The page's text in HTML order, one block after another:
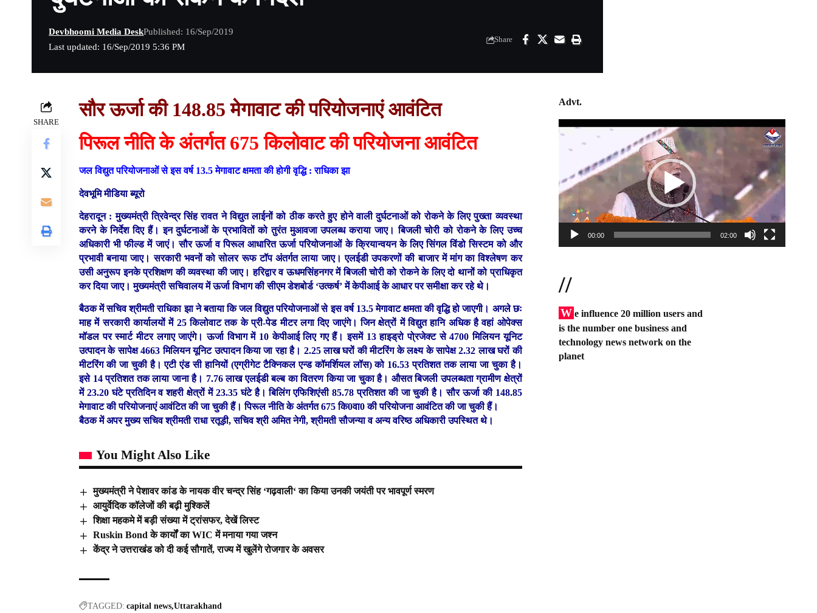
Last updated: 16/Sep/2019 5:36 PM
Devbhoomi Media DeskPublished: 16/Sep/2019
Share
SHARE
सौर ऊर्जा की 148.85 मेगावाट की परियोजनाएं आवंटित
पिरूल नीति के अंतर्गत 675 किलोवाट की परियोजना आवंटित
जल विद्युत परियोजनाओं से इस वर्ष 13.5 मेगावाट क्षमता की होगी वृद्धि : राधिका झा
देवभूमि मीडिया ब्यूरो
देहरादून : मुख्यमंत्री त्रिवेन्द्र सिंह रावत ने विद्युत लाईनों को ठीक करते हुए होने वाली दुर्घटनाओं को रोकने के लिए पुख्ता व्यवस्था
करने के निर्देश दिए हैं। इन दुर्घटनाओं के प्रभावितों को तुरंत मुआवजा उपलब्ध कराया जाए। बिजली चोरी को रोकने के लिए उच्च
अधिकारी भी फील्ड में जाएं। सौर ऊर्जा व पिरूल आधारित ऊर्जा परियोजनाओं के क्रियान्वयन के लिए सिंगल विंडो सिस्टम को और
प्रभावी बनाया जाए। सरकारी भवनों को सोलर रूफ टॉप अंतर्गत लाया जाए। एलईडी उपकरणों की बाजार में मांग का विश्लेषण कर
उसी अनुरूप इनके प्रशिक्षण की व्यवस्था की जाए। हरिद्वार व ऊधमसिंहनगर में बिजली चोरी को रोकने के लिए दो थानों को प्राधिकृत
कर दिया जाए। मुख्यमंत्री सचिवालय में ऊर्जा विभाग की सीएम डेशबोर्ड ‘उत्कर्ष’ में केपीआई के आधार पर समीक्षा कर रहे थे।
बैठक में सचिव श्रीमती राधिका झा ने बताया कि जल विद्युत परियोजनाओं से इस वर्ष 13.5 मेगावाट क्षमता की वृद्धि हो जाएगी। अगले छः
माह में सरकारी कार्यालयों में 25 किलोवाट तक के प्री-पेड मीटर लगा दिए जाएंगे। जिन क्षेत्रों में विद्युत हानि अधिक है वहां ओपेक्स
मॉडल पर स्मार्ट मीटर लगाए जाएंगे। ऊर्जा विभाग में 10 केपीआई लिए गए हैं। इसमें 13 हाइड्रो पो्रजेक्ट से 4700 मिलियन यूनिट
उत्पादन के सापेक्ष 4663 मिलियन यूनिट उत्पादन किया जा रहा है। 2.25 लाख घरों की मीटरिंग के लक्ष्य के सापेक्ष 2.32 लाख घरों की
मीटरिंग की जा चुकी है। एटी एंड सी हानियों (एग्रीगेट टैक्निकल एन्ड कॉमर्शियल लॉस) को 16.53 प्रतिशत तक लाया जा चुका है।
इसे 14 प्रतिशत तक लाया जाना है। 7.76 लाख एलईडी बल्ब का वितरण किया जा चुका है। औसत बिजली उपलब्धता ग्रामीण क्षेत्रों
में 23.20 घंटे प्रतिदिन व शहरी क्षेत्रों में 23.35 घंटे है। बिलिंग एफिशिएंसी 85.78 प्रतिशत की जा चुकी है। सौर ऊर्जा की 148.85
मेगावाट की परियोजनाएं आवंटित की जा चुकी हैं। पिरूल नीति के अंतर्गत 675 कि0वा0 की परियोजना आवंटित की जा चुकी हैं।
बैठक में अपर मुख्य सचिव श्रीमती राधा रतूड़ी, सचिव श्री अमित नेगी, श्रीमती सौजन्या व अन्य वरिष्ठ अधिकारी उपस्थित थे।
You Might Also Like
मुख्यमंत्री ने पेशावर कांड के नायक वीर चन्द्र सिंह ‘गढ़वाली‘ का किया उनकी जयंती पर भावपूर्ण स्मरण
आयुर्वेदिक कॉलेजों की बढ़ी मुश्किलें
शिक्षा महकमे में बड़ी संख्या में ट्रांसफर, देखें लिस्ट
Ruskin Bond के कार्यों का WIC में मनाया गया जश्न
केंद्र ने उत्तराखंड को दी कई सौगातें, राज्य में खुलेंगे रोजगार के अवसर
TAGGED: capital news Uttarakhand
Advt.
Video
00:00 02:00
//
W e influence 20 million users and
is the number one business and
technology news network on the
planet